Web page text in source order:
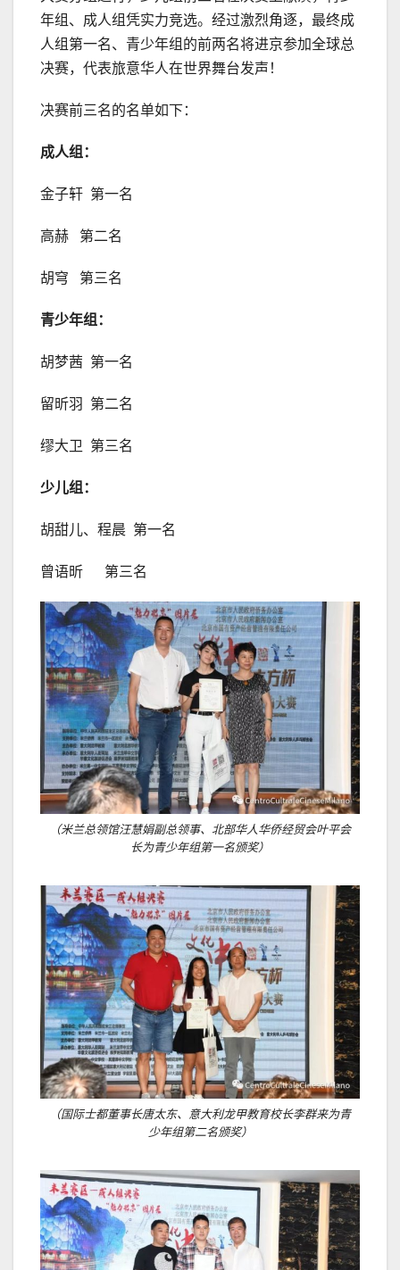
年组、成人组凭实力竞选。经过激烈角逐，最终成
人组第一名、青少年组的前两名将进京参加全球总
决赛，代表旅意华人在世界舞台发声！
决赛前三名的名单如下：
成人组：
金子轩 第一名
高赫 第二名
胡穹 第三名
青少年组：
胡梦茜 第一名
留昕羽 第二名
缪大卫 第三名
少儿组：
胡甜儿、程晨 第一名
曾语昕 第三名
（米兰总领馆汪慧娟副总领事、北部华人华侨经贸会叶平会
长为青少年组第一名颁奖）
（国际士都董事长唐太东、意大利龙甲教育校长李群来为青
少年组第二名颁奖）